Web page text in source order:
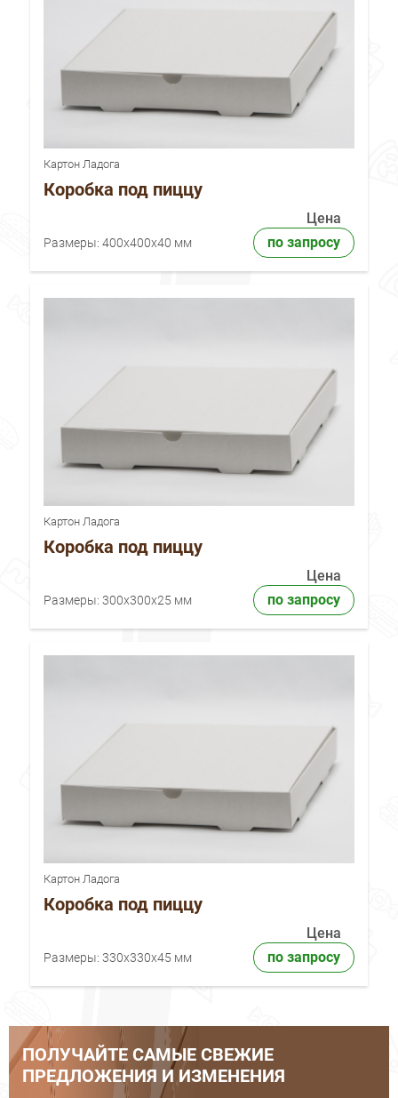
Картон Ладога
Коробка под пиццу
Цена
Размеры: 400x400x40 мм по запросу
Картон Ладога
Коробка под пиццу
Цена
Размеры: 300x300x25 мм по запросу
Картон Ладога
Коробка под пиццу
Цена
Размеры: 330x330x45 мм по запросу
ПОЛУЧАЙТЕ САМЫЕ СВЕЖИЕ
ПРЕДЛОЖЕНИЯ И ИЗМЕНЕНИЯ